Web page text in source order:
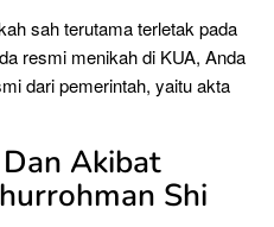
sah terutama terletak pada
resmi menikah di KUA, Anda
dari pemerintah, yaitu akta
Akibat
Shi